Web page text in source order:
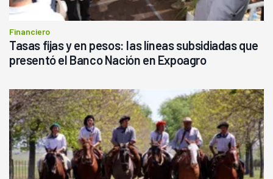
Financiero
Tasas fijas y en pesos: las líneas subsidiadas que
presentó el Banco Nación en Expoagro